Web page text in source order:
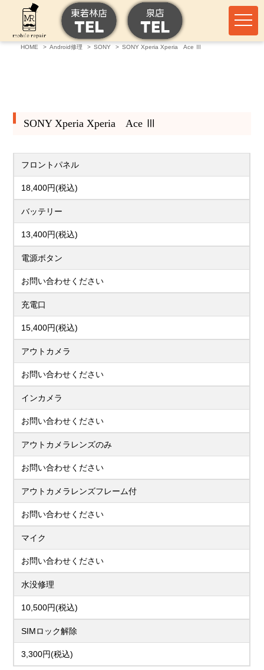
HOME Android修理 SONY SONY Xperia Xperia Ace Ⅲ
SONY Xperia Xperia Ace Ⅲ
フロントパネル
18,400円(税込)
バッテリー
13,400円(税込)
電源ボタン
お問い合わせください
充電口
15,400円(税込)
アウトカメラ
お問い合わせください
インカメラ
お問い合わせください
アウトカメラレンズのみ
お問い合わせください
アウトカメラレンズフレーム付
お問い合わせください
マイク
お問い合わせください
水没修理
10,500円(税込)
SIMロック解除
3,300円(税込)